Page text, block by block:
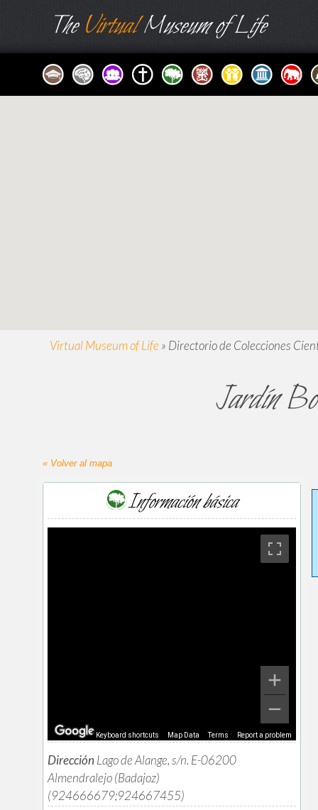
TheVirtualMuseum of Life
Virtual Museum of Life » Directorio de Colecciones
Jardín
« Volver al mapa
Información básica
Keyboard shortcuts Map Data Terms Report a problem
Dirección Lago de Alange, s/n. E-06200
Almendralejo (Badajoz)
(924666679;924667455)